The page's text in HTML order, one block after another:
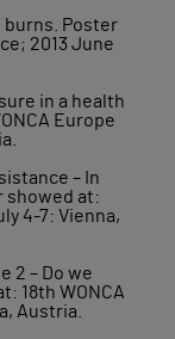
burns. Poster
2013 June
in a health
Europe
– In
showed at:
4-7: Vienna,
2 – Do we
18th WONCA
Austria.